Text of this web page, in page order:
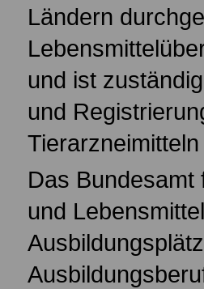
Ländern
und ist
und
Das Bundesamt
und